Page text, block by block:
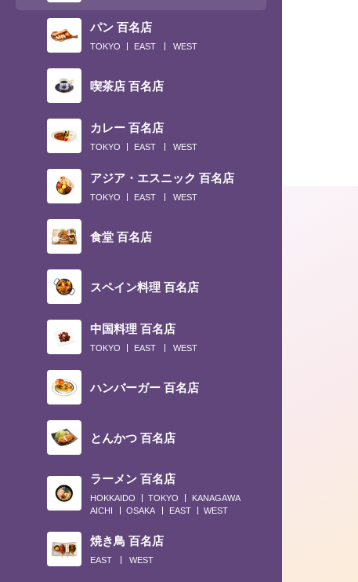
パン 百名店
TOKYO EAST WEST
喫茶店 百名店
カレー 百名店
TOKYO EAST WEST
アジア・エスニック 百名店
TOKYO EAST WEST
食堂 百名店
スペイン料理 百名店
中国料理 百名店
TOKYO EAST WEST
ハンバーガー 百名店
とんかつ 百名店
ラーメン 百名店
HOKKAIDO TOKYO
KANAGAWA
AICHI
OSAKA EAST WEST
焼き鳥 百名店
EAST WEST
〈僕はこんな店で食べてきた〉関西風VS